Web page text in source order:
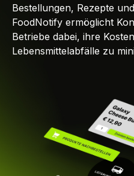
Bestellungen, Rezepte
FoodNotify ermöglicht
Betriebe dabei, ihre
Lebensmittelabfälle zu